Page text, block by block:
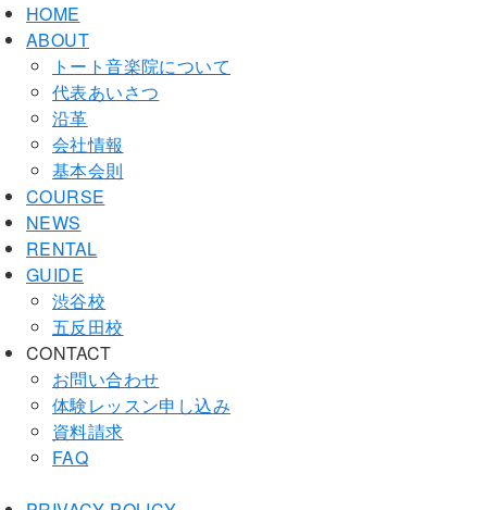
HOME
ABOUT
トート音楽院について
代表あいさつ
沿革
会社情報
基本会則
COURSE
NEWS
RENTAL
GUIDE
渋谷校
五反田校
CONTACT
お問い合わせ
体験レッスン申し込み
資料請求
FAQ